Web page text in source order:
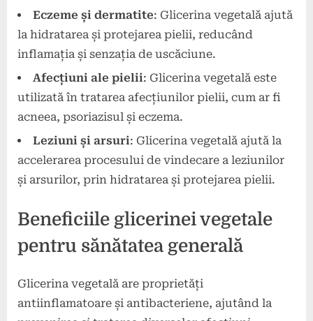
Eczeme și dermatite: Glicerina vegetală ajută
la hidratarea și protejarea pielii, reducând
inflamația și senzația de uscăciune.
Afecțiuni ale pielii: Glicerina vegetală este
utilizată în tratarea afecțiunilor pielii, cum ar fi
acneea, psoriazisul și eczema.
Leziuni și arsuri: Glicerina vegetală ajută la
accelerarea procesului de vindecare a leziunilor
și arsurilor, prin hidratarea și protejarea pielii.
Beneficiile glicerinei vegetale
pentru sănătatea generală
Glicerina vegetală are proprietăți
antiinflamatoare și antibacteriene, ajutând la